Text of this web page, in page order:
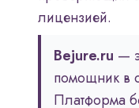
лицензией.
Bejure.ru —
помощник в
Платформа